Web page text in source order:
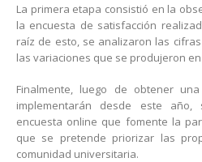
La primera etapa consistió en la
la encuesta de satisfacción
raíz de esto, se analizaron las
las variaciones que se produjeron
Finalmente, luego de obtener
implementarán desde este
encuesta online que fomente la
que se pretende priorizar las
comunidad universitaria.